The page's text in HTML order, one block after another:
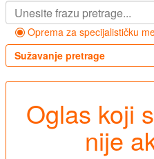
Oprema za specijalističku
Sužavanje pretrage
Oglas koji
nije